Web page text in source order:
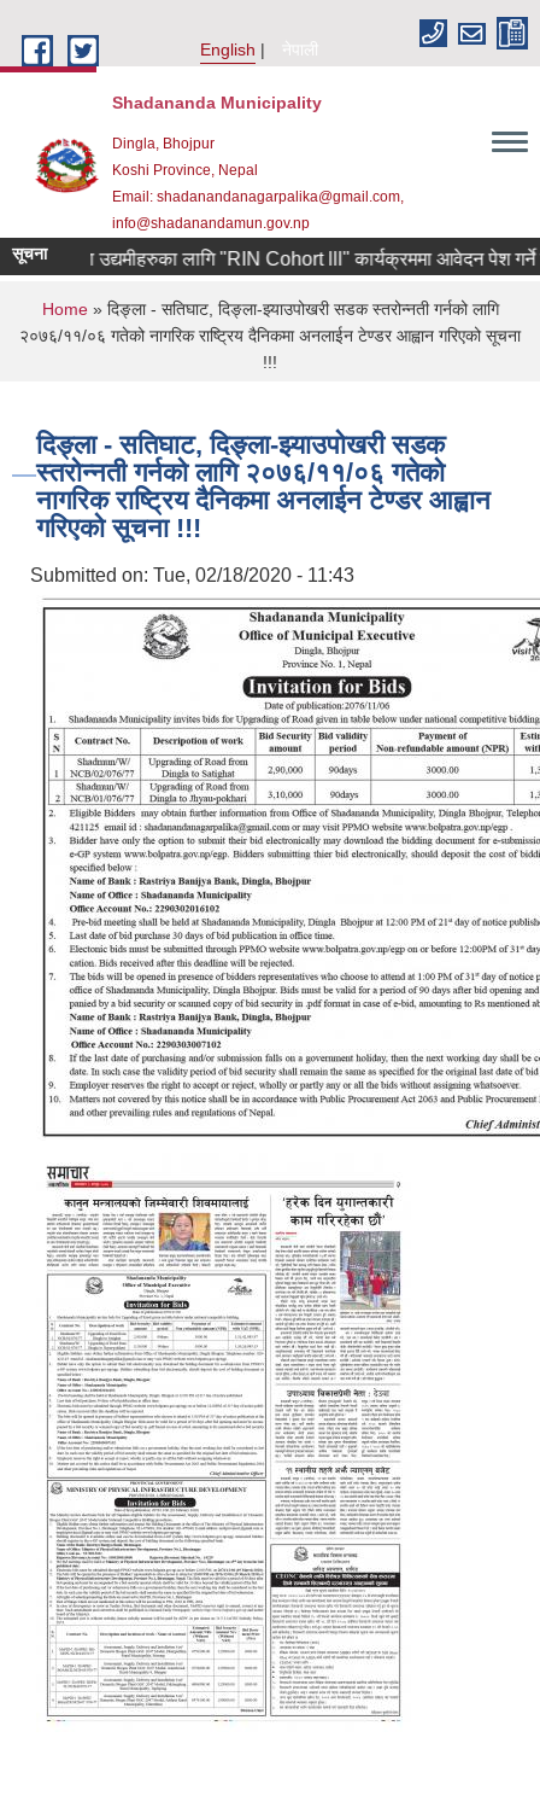
English
नेपाली
Shadananda Municipality
Dingla, Bhojpur
Koshi Province, Nepal
Email: shadanandanagarpalika@gmail.com,
info@shadanandamun.gov.np
सूचनाफर्केका उद्यमीहरुका लागि "RIN Cohort lll" कार्यक्रममा आवेदन पेश गर्ने
You are here
Home» दिङ्ला - सतिघाट, दिङ्ला-झ्याउपोखरी सडक स्तरोन्नती गर्नको लागि
२०७६/११/०६ गतेको नागरिक राष्ट्रिय दैनिकमा अनलाईन टेण्डर आह्वान गरिएको सूचना
!!!
दिङ्ला - सतिघाट, दिङ्ला-झ्याउपोखरी सडक
स्तरोन्नती गर्नको लागि २०७६/११/०६ गतेको
नागरिक राष्ट्रिय दैनिकमा अनलाईन टेण्डर आह्वान
गरिएको सूचना !!!
Submitted on: Tue, 02/18/2020 - 11:43